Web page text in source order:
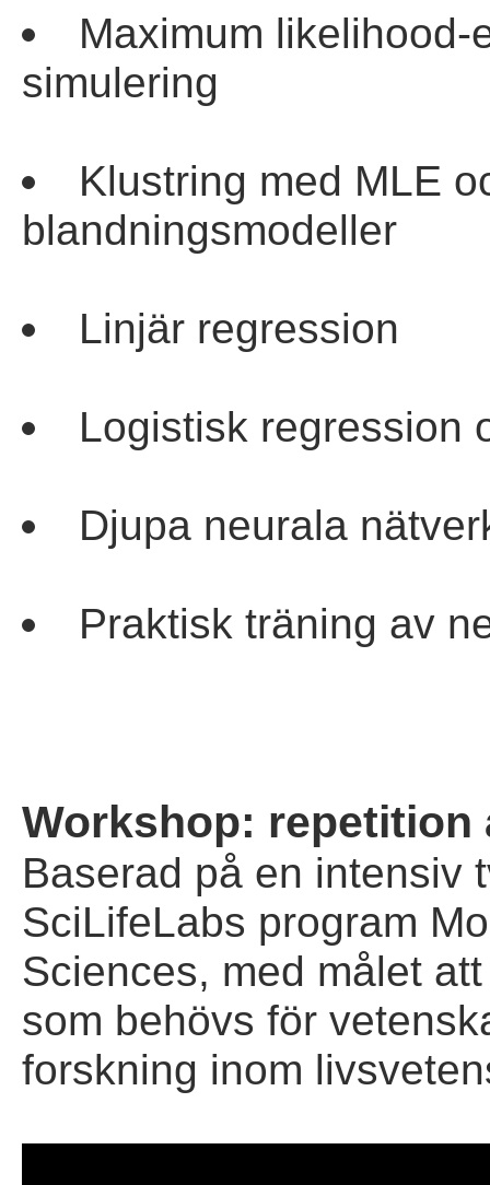
Maximum
simulering
Klustring med MLE
blandningsmodeller
Linjär regression
Logistisk
Djupa neurala
Praktisk träning av
Workshop: repetition
Baserad på en intensiv
SciLifeLabs program
Sciences, med målet
som behövs för
forskning inom